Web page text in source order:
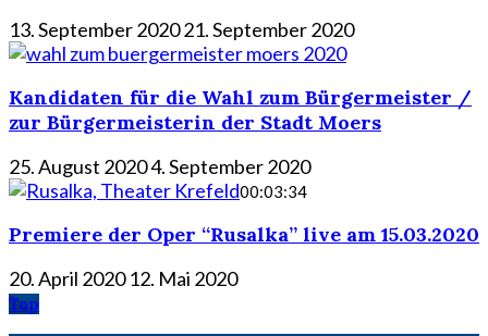
13. September 202021. September 2020
Kandidaten für die Wahl zum Bürgermeister /
zur Bürgermeisterin der Stadt Moers
25. August 20204. September 2020
00:03:34
Premiere der Oper “Rusalka” live am 15.03.2020
20. April 2020 12. Mai 2020
Top